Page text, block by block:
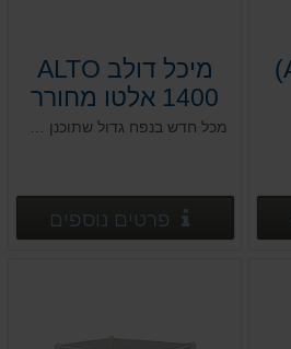
מיכל דולב (ACE)
פרטים נוספים
מיכל דולב ALTO
1400 אלטו מחורר
130*115*h125
פרטים נוספים